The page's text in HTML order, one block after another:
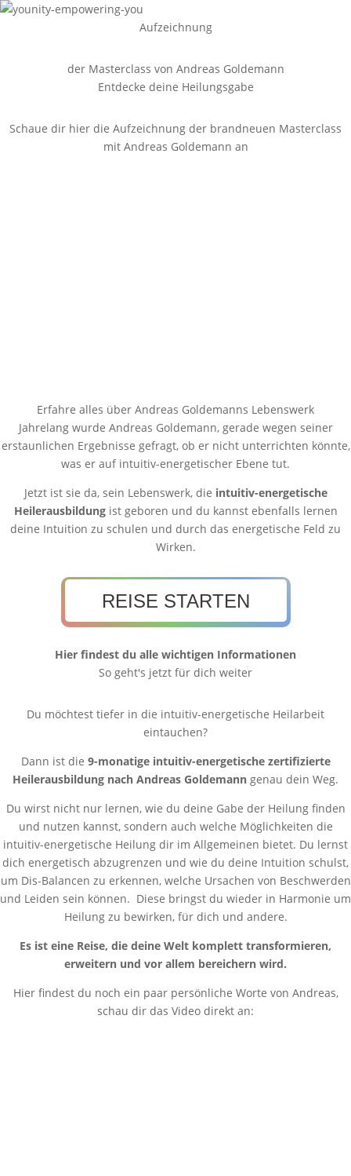
Aufzeichnung
der Masterclass von Andreas Goldemann
Entdecke deine Heilungsgabe
Schaue dir hier die Aufzeichnung der brandneuen Masterclass
mit Andreas Goldemann an
Erfahre alles über Andreas Goldemanns Lebenswerk
Jahrelang wurde Andreas Goldemann, gerade wegen seiner
erstaunlichen Ergebnisse gefragt, ob er nicht unterrichten könnte,
was er auf intuitiv-energetischer Ebene tut.
Jetzt ist sie da, sein Lebenswerk, die intuitiv-energetische
Heilerausbildungist geboren und du kannst ebenfalls lernen
deine Intuition zu schulen und durch das energetische Feld zu
Wirken.
REISE STARTEN
Hier findest du alle wichtigen Informationen
So geht's jetzt für dich weiter
Du möchtest tiefer in die intuitiv-energetische Heilarbeit
eintauchen?
Dann ist die 9-monatige intuitiv-energetische zertifizierte
Heilerausbildung nach Andreas Goldemann genau dein Weg.
Du wirst nicht nur lernen, wie du deine Gabe der Heilung finden
und nutzen kannst, sondern auch welche Möglichkeiten die
intuitiv-energetische Heilung dir im Allgemeinen bietet. Du lernst
dich energetisch abzugrenzen und wie du deine Intuition schulst,
um Dis-Balancen zu erkennen, welche Ursachen von Beschwerden
und Leiden sein können. Diese bringst du wieder in Harmonie um
Heilung zu bewirken, für dich und andere.
Es ist eine Reise, die deine Welt komplett transformieren,
erweitern und vor allem bereichern wird.
Hier findest du noch ein paar persönliche Worte von Andreas,
schau dir das Video direkt an: